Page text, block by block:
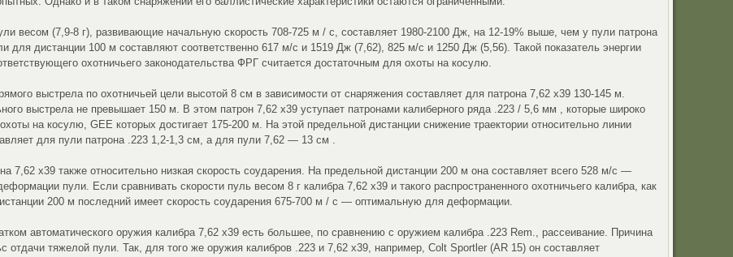
весом (7,9-8 г), развивающие начальную скорость 708-725 м / с, составляет 1980-2100 Дж, на 12-19% выше, чем у пули патрона
для дистанции 100 м составляют соответственно 617 м/с и 1519 Дж (7,62), 825 м/с и 1250 Дж (5,56). Такой показатель энергии
охотничьего законодательства ФРГ считается достаточным для охоты на косулю.
выстрела по охотничьей цели высотой 8 см в зависимости от снаряжения составляет для патрона 7,62 х39 130-145 м.
выстрела не превышает 150 м. В этом патрон 7,62 х39 уступает патронами калиберного ряда .223 / 5,6 мм , которые широко
на косулю, GEE которых достигает 175-200 м. На этой предельной дистанции снижение траектории относительно линии
для пули патрона .223 1,2-1,3 см, а для пули 7,62 — 13 см .
7,62 х39 также относительно низкая скорость соударения. На предельной дистанции 200 м она составляет всего 528 м/с —
пули. Если сравнивать скорости пуль весом 8 г калибра 7,62 х39 и такого распространенного охотничьего калибра, как
200 м последний имеет скорость соударения 675-700 м / с — оптимальную для деформации.
автоматического оружия калибра 7,62 х39 есть большее, по сравнению с оружием калибра .223 Rem., рассеивание. Причина
тяжелой пули. Так, для того же оружия калибров .223 и 7,62 х39, например, Colt Sportler (AR 15) он составляет